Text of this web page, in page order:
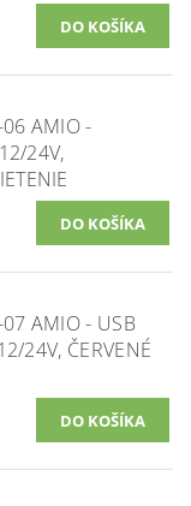
06 AMIO -
24V,
AMIO - USB
24V, ČERVENÉ